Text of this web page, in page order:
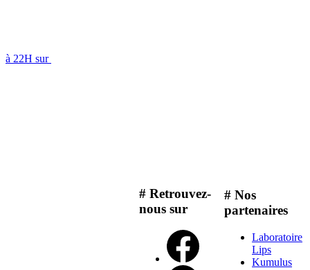
à 22H sur
# Retrouvez-
nous sur
# Nos
partenaires
Laboratoire
Lips
Kumulus